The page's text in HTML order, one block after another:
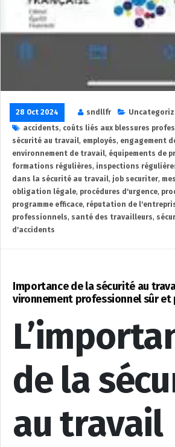
28 Oct 2024 sndllfr
accidents, coûts liés aux blessures
sécurité au travail, employés, engagement
environnement de travail, équipements de
formations régulières, inspections
dans la sécurité au travail, job securiter,
obligation légale, procédures d'urgence,
programme efficace, réputation de
professionnels, santé des travailleurs,
d'accidents
Importance de la sécurité au
vironnement professionnel sûr
de la
au travail